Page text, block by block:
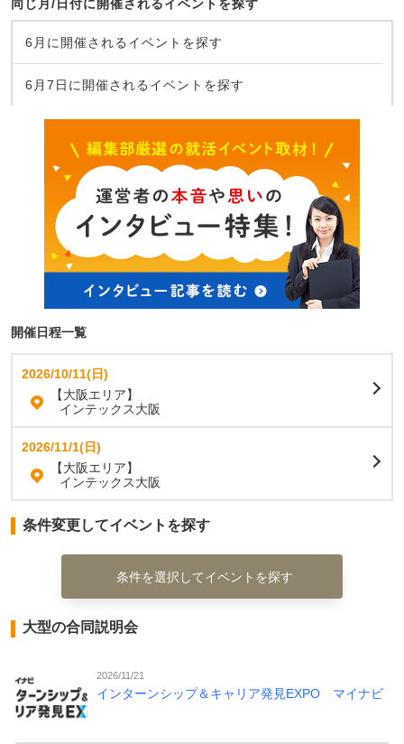
同じ月/日付に開催されるイベントを探す
6月に開催されるイベントを探す
6月7日に開催されるイベントを探す
開催日程一覧
2026/10/11(日)
【大阪エリア】
インテックス大阪
2026/11/1(日)
【大阪エリア】
インテックス大阪
条件変更してイベントを探す
条件を選択してイベントを探す
大型の合同説明会
2026/11/21
インターンシップ＆キャリア発見EXPO マイナビ